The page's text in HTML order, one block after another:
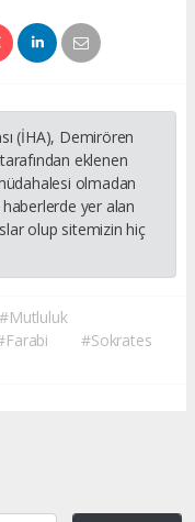
(İHA), Demirören
eklenen
olmadan
yer alan
olup sitemizin hiç
#Mutluluk
#Sokrates